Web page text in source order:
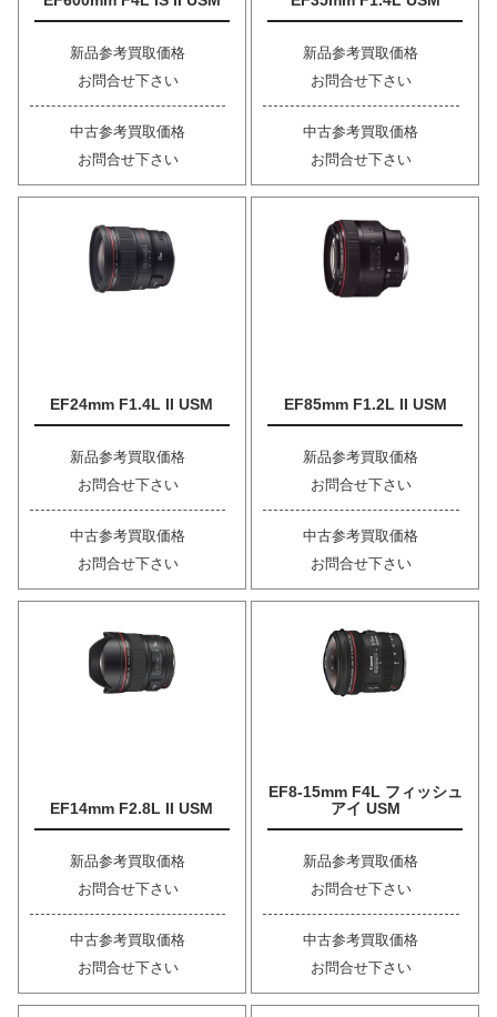
新品参考買取価格
お問合せ下さい
中古参考買取価格
お問合せ下さい
新品参考買取価格
お問合せ下さい
中古参考買取価格
お問合せ下さい
EF24mm F1.4L II USM
新品参考買取価格
お問合せ下さい
中古参考買取価格
お問合せ下さい
EF85mm F1.2L II USM
新品参考買取価格
お問合せ下さい
中古参考買取価格
お問合せ下さい
EF14mm F2.8L II USM
新品参考買取価格
お問合せ下さい
中古参考買取価格
お問合せ下さい
EF8-15mm F4L フィッシュ
アイ USM
新品参考買取価格
お問合せ下さい
中古参考買取価格
お問合せ下さい